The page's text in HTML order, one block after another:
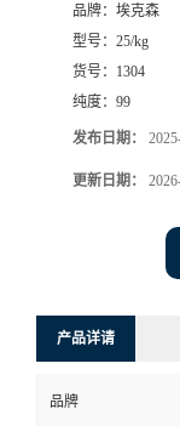
品牌： 埃克森
型号： 25/kg
货号： 1304
纯度： 99
发布日期：
更新日期：
产品详请
品牌